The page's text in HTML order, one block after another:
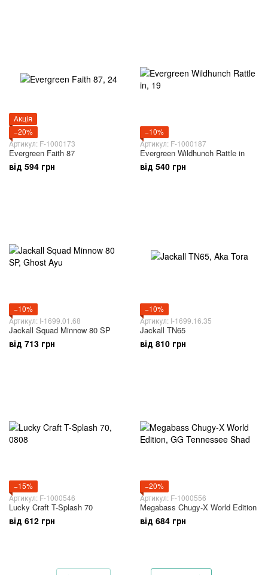
Акція
−20%
Артикул: F-1000173
Evergreen Faith 87
від 594 грн
−10%
Артикул: F-1000187
Evergreen Wildhunch Rattle in
від 540 грн
−10%
Артикул: I-1699.01.68
Jackall Squad Minnow 80 SP
від 713 грн
−10%
Артикул: I-1699.16.35
Jackall TN65
від 810 грн
−15%
Артикул: F-1000546
Lucky Craft T-Splash 70
від 612 грн
−20%
Артикул: F-1000556
Megabass Chugy-X World Edition
від 684 грн